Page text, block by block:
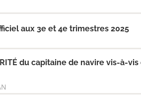
aux 3e et 4e trimestres 2025
du capitaine de navire vis-à-